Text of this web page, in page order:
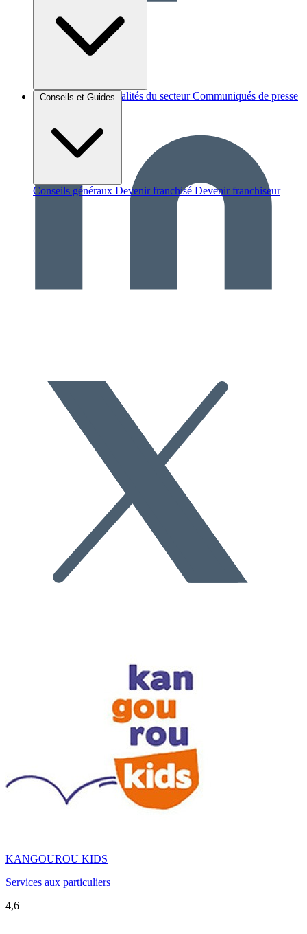
Brèves et actus Actualités du secteur Communiqués de presse
Conseils et Guides
Conseils généraux Devenir franchisé Devenir franchiseur
KANGOUROU KIDS
Services aux particuliers
4,6